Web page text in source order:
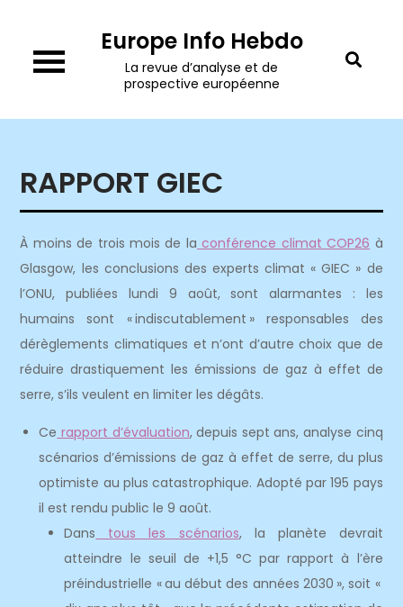
content
Europe Info Hebdo
La revue d’analyse et de
prospective européenne
RAPPORT GIEC
À moins de trois mois de la conférence climat COP26 à
Glasgow, les conclusions des experts climat « GIEC » de
l’ONU, publiées lundi 9 août, sont alarmantes : les
humains sont « indiscutablement » responsables des
dérèglements climatiques et n’ont d’autre choix que de
réduire drastiquement les émissions de gaz à effet de
serre, s’ils veulent en limiter les dégâts.
Ce rapport d’évaluation, depuis sept ans, analyse cinq
scénarios d’émissions de gaz à effet de serre, du plus
optimiste au plus catastrophique. Adopté par 195 pays
il est rendu public le 9 août.
Dans tous les scénarios, la planète devrait
atteindre le seuil de +1,5 °C par rapport à l’ère
préindustrielle « au début des années 2030 », soit «